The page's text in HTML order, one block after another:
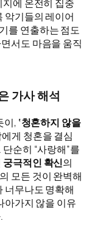
에 온전히 집중
악기들의 레이어
를 연출하는 점도
서도 마음을 움직
가사 해석
이, ‘청혼하지 않을
게 청혼을 결심
순히 “사랑해”를
궁극적인 확신의
모든 것이 완벽해
너무나도 명확해
아가지 않을 이유